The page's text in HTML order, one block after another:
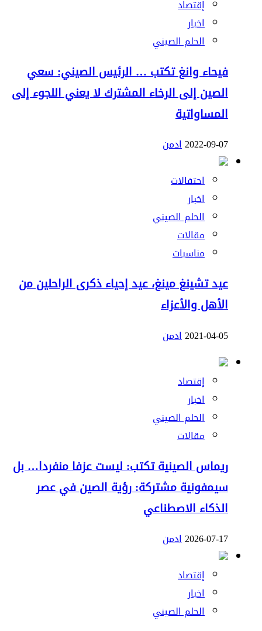
إقتصاد
اخبار
الحلم الصيني
فيحاء وانغ تكتب … الرئيس الصيني: سعي
الصين إلى الرخاء المشترك لا يعني اللجوء إلى
المساواتية
2022-09-07ادمن
احتفالات
اخبار
الحلم الصيني
مقالات
مناسبات
عيد تشينغ مينغ، عيد إحياء ذكرى الراحلين من
الأهل والأعزاء
2021-04-05ادمن
إقتصاد
اخبار
الحلم الصيني
مقالات
ريماس الصينية تكتب: ليست عزفا منفردا… بل
سيمفونية مشتركة: رؤية الصين في عصر
الذكاء الاصطناعي
2026-07-17ادمن
إقتصاد
اخبار
الحلم الصيني